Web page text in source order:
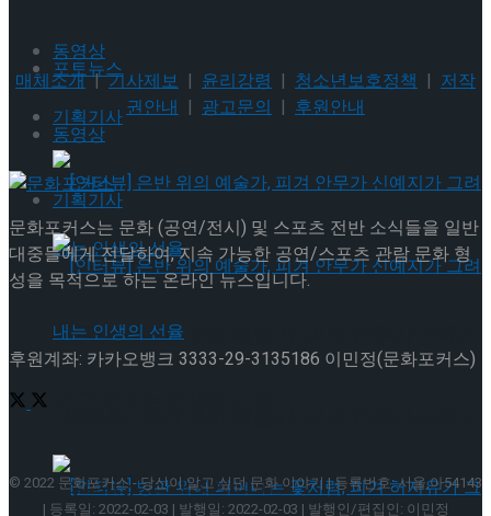
동영상
기획기사
[인터뷰] 은반 위의 예술가, 피겨 안무가 신예지
포토뉴스
동영상
기획기사
가 그려내는 인생의 선율
매체소개|기사제보 | 윤리강령 | 청소년보호정책 | 저작
권안내 | 광고문의 | 후원안내
문화포커스는 문화 (공연/전시) 및 스포츠 전반 소식들을 일반
대중들에게 전달하여, 지속 가능한 공연/스포츠 관람 문화 형
성을 목적으로 하는 온라인 뉴스입니다.
후원계좌: 카카오뱅크 3333-29-3135186 이민정(문화포커스)
© 2022 문화포커스 - 당신이 알고 싶던 문화 이야기 | 등록번호: 서울,아54143
| 등록일: 2022-02-03 | 발행일: 2022-02-03 | 발행인/편집인: 이민정